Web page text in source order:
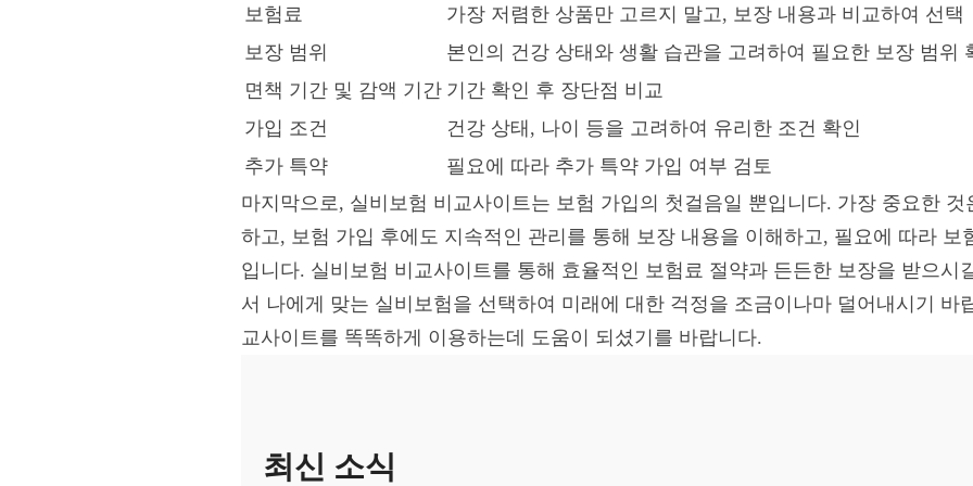
보험료
가장 저렴한 상품만 고르지 말고, 보장 내용과 비교하여 선택
보장 범위
본인의 건강 상태와 생활 습관을 고려하여 필요한 보장 범위
면책 기간 및 감액 기간 기간 확인 후 장단점 비교
가입 조건
건강 상태, 나이 등을 고려하여 유리한 조건 확인
추가 특약
필요에 따라 추가 특약 가입 여부 검토
마지막으로, 실비보험 비교사이트는 보험 가입의 첫걸음일 뿐입니다. 가장 중요한
하고, 보험 가입 후에도 지속적인 관리를 통해 보장 내용을 이해하고, 필요에 따라 보
입니다. 실비보험 비교사이트를 통해 효율적인 보험료 절약과 든든한 보장을 받으시
서 나에게 맞는 실비보험을 선택하여 미래에 대한 걱정을 조금이나마 덜어내시기 바
교사이트를 똑똑하게 이용하는데 도움이 되셨기를 바랍니다.
최신 소식